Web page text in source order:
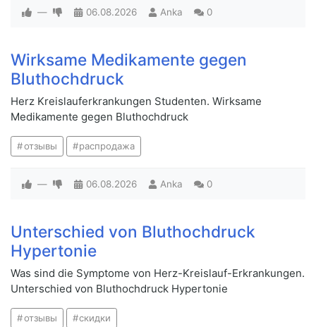
— 06.08.2026 Anka 0
Wirksame Medikamente gegen
Bluthochdruck
Herz Kreislauferkrankungen Studenten. Wirksame
Medikamente gegen Bluthochdruck
отзывы распродажа
— 06.08.2026 Anka 0
Unterschied von Bluthochdruck
Hypertonie
Was sind die Symptome von Herz-Kreislauf-Erkrankungen.
Unterschied von Bluthochdruck Hypertonie
отзывы скидки